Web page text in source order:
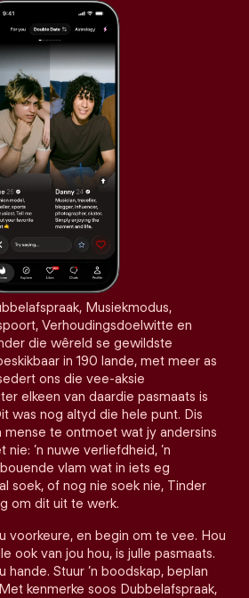
Musiekmodus,
Verhoudingsdoelwitte en
die wêreld se gewildste
in 190 lande, met meer as
ons die vee-aksie
elkeen van daardie pasmaats is
was nog altyd die hele punt. Dis
mense te ontmoet wat jy andersins
’n nuwe verliefdheid, ’n
vlam wat in iets eg
soek, of nog nie soek nie, Tinder
om dit uit te werk.
voorkeure, en begin om te vee. Hou
ook van jou hou, is julle pasmaats.
hande. Stuur ’n boodskap, beplan
kenmerke soos Dubbelafspraak,